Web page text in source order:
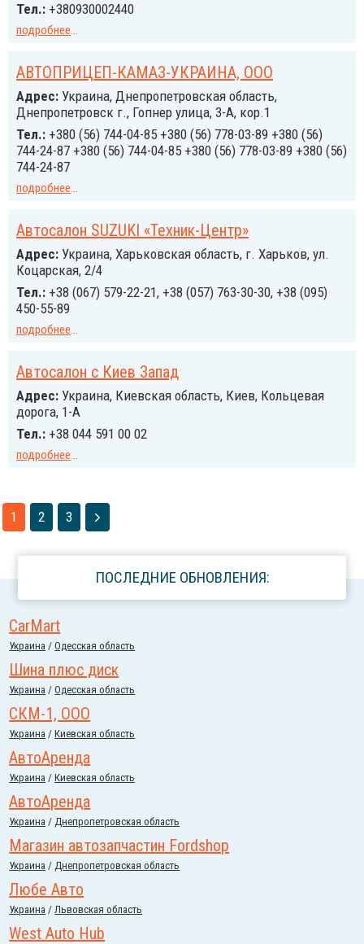
Тел.: +380930002440
подробнее...
АВТОПРИЦЕП-КАМАЗ-УКРАИНА, ООО
Адрес: Украина, Днепропетровская область,
Днепропетровск г., Гопнер улица, 3-А, кор.1
Тел.: +380 (56) 744-04-85 +380 (56) 778-03-89 +380 (56)
744-24-87 +380 (56) 744-04-85 +380 (56) 778-03-89 +380 (56)
744-24-87
подробнее...
Автосалон SUZUKI «Техник-Центр»
Адрес: Украина, Харьковская область, г. Харьков, ул.
Коцарская, 2/4
Тел.: +38 (067) 579-22-21, +38 (057) 763-30-30, +38 (095)
450-55-89
подробнее...
Автосалон с Киев Запад
Адрес: Украина, Киевская область, Киев, Кольцевая
дорога, 1-А
Тел.: +38 044 591 00 02
подробнее...
1 2 3
ПОСЛЕДНИЕ ОБНОВЛЕНИЯ:
CarMart
Украина /Одесская область
Шина плюс диск
Украина /Одесская область
СКМ-1, ООО
Украина /Киевская область
АвтоАренда
Украина /Киевская область
АвтоАренда
Украина /Днепропетровская область
Магазин автозапчастин Fordshop
Украина /Днепропетровская область
Любе Авто
Украина /Львовская область
West Auto Hub